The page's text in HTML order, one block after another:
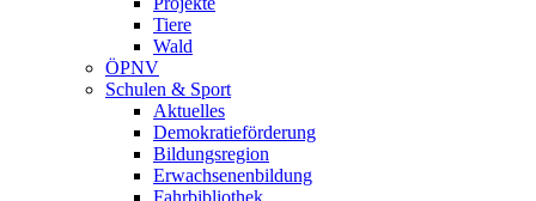
Tiere
Wald
ÖPNV
Schulen & Sport
Aktuelles
Demokratieförderung
Bildungsregion
Erwachsenenbildung
Fahrbibliothek